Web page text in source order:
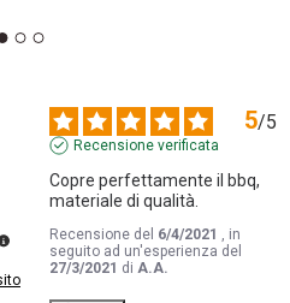
5/5
Recensione verificata
Copre perfettamente il bbq,
materiale di qualità.
Recensione del 6/4/2021
, in
seguito ad un'esperienza del
27/3/2021 di A.A.